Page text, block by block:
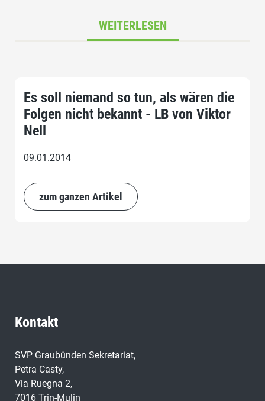
WEITERLESEN
Es soll niemand so tun, als wären die
Folgen nicht bekannt - LB von Viktor
Nell
09.01.2014
zum ganzen Artikel
Kontakt
SVP Graubünden Sekretariat,
Petra Casty,
Via Ruegna 2,
7016 Trin-Mulin